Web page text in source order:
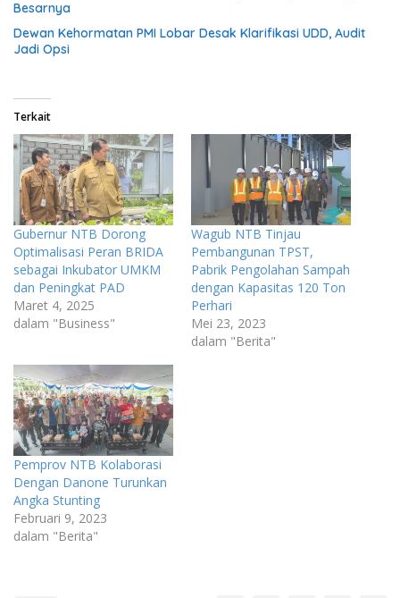
Besarnya
Dewan Kehormatan PMI Lobar Desak Klarifikasi UDD, Audit
Jadi Opsi
Terkait
Gubernur NTB Dorong
Optimalisasi Peran BRIDA
sebagai Inkubator UMKM
dan Peningkat PAD
Maret 4, 2025
dalam "Business"
Wagub NTB Tinjau
Pembangunan TPST,
Pabrik Pengolahan Sampah
dengan Kapasitas 120 Ton
Perhari
Mei 23, 2023
dalam "Berita"
Pemprov NTB Kolaborasi
Dengan Danone Turunkan
Angka Stunting
Februari 9, 2023
dalam "Berita"